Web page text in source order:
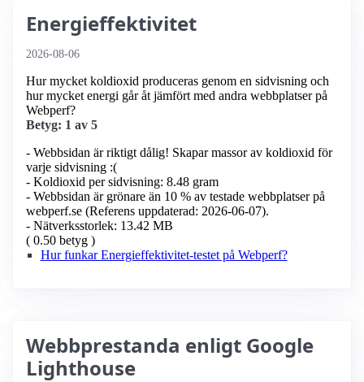
Energieffektivitet
2026-08-06
Hur mycket koldioxid produceras genom en sidvisning och
hur mycket energi går åt jämfört med andra webbplatser på
Webperf?
Betyg: 1 av 5
- Webbsidan är riktigt dålig! Skapar massor av koldioxid för
varje sidvisning :(
- Koldioxid per sidvisning: 8.48 gram
- Webbsidan är grönare än 10 % av testade webbplatser på
webperf.se (Referens uppdaterad: 2026-06-07).
- Nätverksstorlek: 13.42 MB
( 0.50 betyg )
Hur funkar Energieffektivitet-testet på Webperf?
Webbprestanda enligt Google
Lighthouse